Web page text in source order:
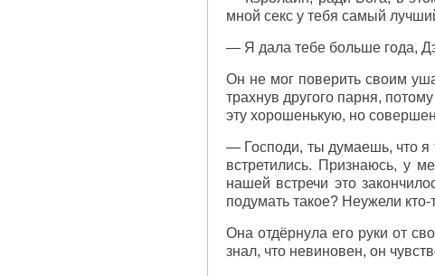
мной секс у тебя самый
— Я дала тебе больше года,
Он не мог поверить своим
трахнув другого парня,
эту хорошенькую, но
— Господи, ты думаешь, что я
встретились. Признаюсь, у
нашей встречи это
подумать такое? Неужели
Она отдёрнула его руки от
знал, что невиновен, он